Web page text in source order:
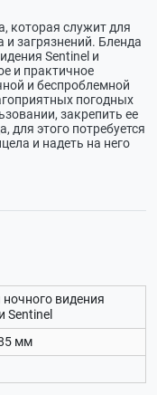
которая служит для
загрязнений. Бленда
Sentinel и
и практичное
и беспроблемной
погодных
закрепить ее
для этого потребуется
и надеть на него
видения
Sentinel
мм